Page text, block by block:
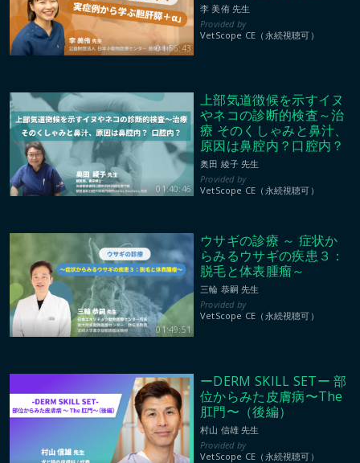
01:56:43
李 美侑 先生
VetScope CE（永続視聴可）
01:40:46
上部気道徴候を示すイヌ
やネコの診断的検査～治
療 そのくしゃみと鼻汁、
原因は鼻腔内？口腔内？
奥田 綾子 先生
VetScope CE（永続視聴可）
01:49:51
ウサギの診療 ～ 症状か
らみるウサギの疾患３：
脱毛と体表腫瘤～
三輪 恭嗣 先生
VetScope CE（永続視聴可）
ーDERM SKILL SETー 部
位からみた皮膚病〜The
肛門〜（後編）
村山 信雄 先生
VetScope CE（永続視聴可）